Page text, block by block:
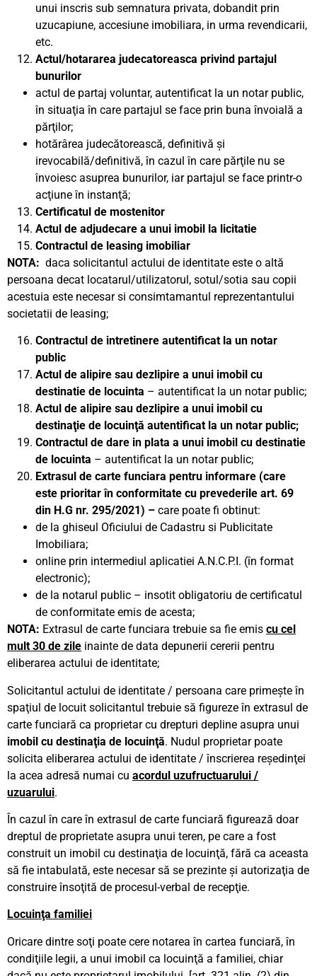
unui inscris sub semnatura privata, dobandit prin
uzucapiune, accesiune imobiliara, in urma revendicarii,
etc.
Actul/hotararea judecatoreasca privind partajul
bunurilor
actul de partaj voluntar, autentificat la un notar public,
în situaţia în care partajul se face prin buna învoială a
părţilor;
hotărârea judecătorească, definitivă şi
irevocabilă/definitivă, în cazul în care părţile nu se
învoiesc asuprea bunurilor, iar partajul se face printr-o
acţiune în instanţă;
Certificatul de mostenitor
Actul de adjudecare a unui imobil la licitatie
Contractul de leasing imobiliar
NOTA: daca solicitantul actului de identitate este o altă
persoana decat locatarul/utilizatorul, sotul/sotia sau copii
acestuia este necesar si consimtamantul reprezentantului
societatii de leasing;
Contractul de intretinere autentificat la un notar
public
Actul de alipire sau dezlipire a unui imobil cu
destinatie de locuinta – autentificat la un notar public;
Actul de alipire sau dezlipire a unui imobil cu
destinaţie de locuinţă autentificat la un notar public;
Contractul de dare in plata a unui imobil cu destinatie
de locuinta – autentificat la un notar public;
Extrasul de carte funciara pentru informare (care
este prioritar în conformitate cu prevederile art. 69
din H.G nr. 295/2021) – care poate fi obtinut:
de la ghiseul Oficiului de Cadastru si Publicitate
Imobiliara;
online prin intermediul aplicatiei A.N.C.P.I. (în format
electronic);
de la notarul public – insotit obligatoriu de certificatul
de conformitate emis de acesta;
NOTA: Extrasul de carte funciara trebuie sa fie emis cu cel
mult 30 de zile inainte de data depunerii cererii pentru
eliberarea actului de identitate;
Solicitantul actului de identitate / persoana care primeşte în
spaţiul de locuit solicitantul trebuie să figureze în extrasul de
carte funciară ca proprietar cu drepturi depline asupra unui
imobil cu destinaţia de locuinţă. Nudul proprietar poate
solicita eliberarea actului de identitate / înscrierea reşedinţei
la acea adresă numai cu acordul uzufructuarului /
uzuarului.
În cazul în care în extrasul de carte funciară figurează doar
dreptul de proprietate asupra unui teren, pe care a fost
construit un imobil cu destinaţia de locuinţă, fără ca aceasta
să fie intabulată, este necesar să se prezinte şi autorizaţia de
construire însoţită de procesul-verbal de recepţie.
Locuinţa familiei
Oricare dintre soţi poate cere notarea în cartea funciară, în
condiţiile legii, a unui imobil ca locuinţă a familiei, chiar